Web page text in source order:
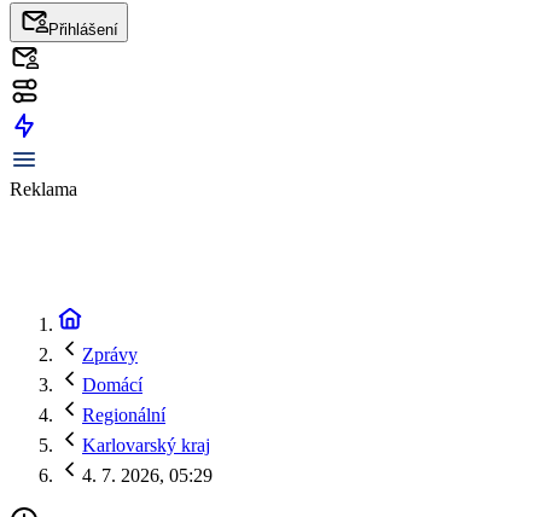
Přihlášení
Reklama
Zprávy
Domácí
Regionální
Karlovarský kraj
4. 7. 2026, 05:29